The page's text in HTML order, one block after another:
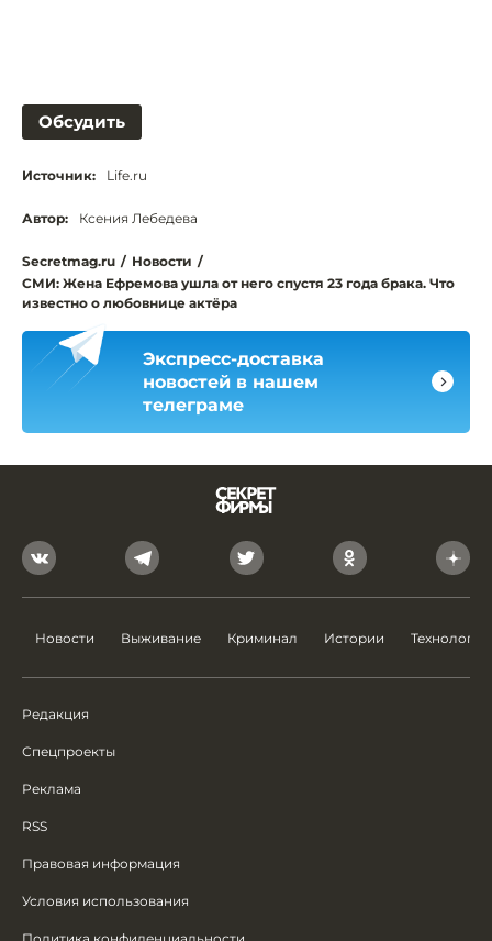
Обсудить
Источник: Life.ru
Автор: Ксения Лебедева
Secretmag.ru / Новости /
СМИ: Жена Ефремова ушла от него спустя 23 года брака. Что
известно о любовнице актёра
Экспресс-доставка
новостей в нашем
телеграме
Новости Выживание Криминал Истории Технологии
Редакция
Спецпроекты
Реклама
RSS
Правовая информация
Условия использования